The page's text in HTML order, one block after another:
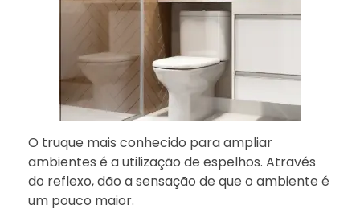
O truque mais conhecido para ampliar
ambientes é a utilização de espelhos. Através
do reflexo, dão a sensação de que o ambiente é
um pouco maior.